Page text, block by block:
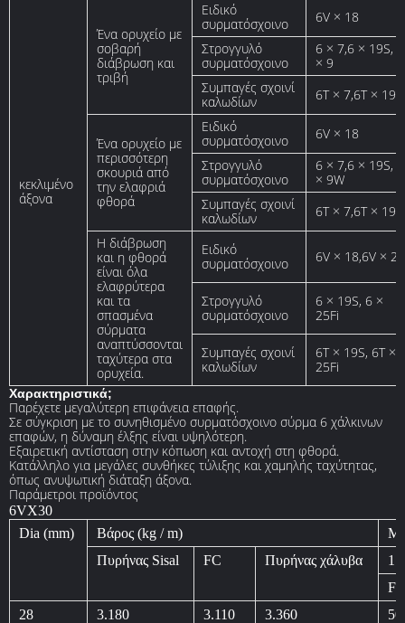
κεκλιμένο
άξονα
Ένα ορυχείο με
σοβαρή
διάβρωση και
τριβή
Ειδικό
συρματόσχοινο
6V × 18
Στρογγυλό
συρματόσχοινο
6 × 7,6 × 19S, 6
× 9
Συμπαγές σχοινί
καλωδίων
6T × 7,6T × 19S,
Ένα ορυχείο με
περισσότερη
σκουριά από
την ελαφριά
φθορά
Ειδικό
συρματόσχοινο
6V × 18
Στρογγυλό
συρματόσχοινο
6 × 7,6 × 19S, 6
× 9W
Συμπαγές σχοινί
καλωδίων
6T × 7,6T × 19Si
Η διάβρωση
και η φθορά
είναι όλα
ελαφρύτερα
και τα
σπασμένα
σύρματα
αναπτύσσονται
ταχύτερα στα
ορυχεία.
Ειδικό
συρματόσχοινο
6V × 18,6V × 21
Στρογγυλό
συρματόσχοινο
6 × 19S, 6 ×
25Fi
Συμπαγές σχοινί
καλωδίων
6T × 19S, 6T ×
25Fi
Χαρακτηριστικά;
Παρέχετε μεγαλύτερη επιφάνεια επαφής.
Σε σύγκριση με το συνηθισμένο συρματόσχοινο σύρμα 6 χάλκινων
επαφών, η δύναμη έλξης είναι υψηλότερη.
Εξαιρετική αντίσταση στην κόπωση και αντοχή στη φθορά.
Κατάλληλο για μεγάλες συνθήκες τύλιξης και χαμηλής ταχύτητας,
όπως ανυψωτική διάταξη άξονα.
Παράμετροι προϊόντος
6VX30
Dia (mm)
Βάρος (kg / m)
Πυρήνας Sisal
FC Πυρήνας χάλυβα
FC
28
3.180 3.110 3.360